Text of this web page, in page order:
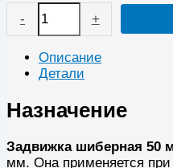
-
Количество
товара
Задвижка
шиберная
Ду50
штурвалом
+
Описание
Детали
Назначение
Задвижка шиберная 50
мм. Она применяется